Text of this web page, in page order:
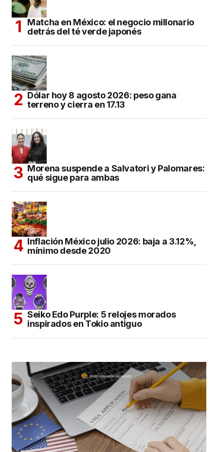
Matcha en México: el negocio millonario
detrás del té verde japonés
Dólar hoy 8 agosto 2026: peso gana
terreno y cierra en 17.13
Morena suspende a Salvatori y Palomares:
qué sigue para ambas
Inflación México julio 2026: baja a 3.12%,
mínimo desde 2020
Seiko Edo Purple: 5 relojes morados
inspirados en Tokio antiguo